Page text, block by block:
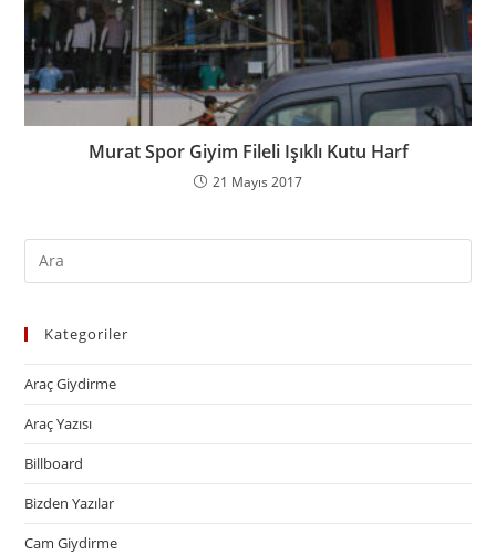
Murat Spor Giyim Fileli Işıklı Kutu Harf
21 Mayıs 2017
Kategoriler
Araç Giydirme
Araç Yazısı
Billboard
Bizden Yazılar
Cam Giydirme